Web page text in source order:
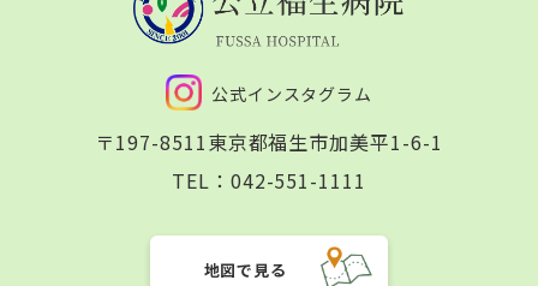
公式インスタグラム
〒197-8511東京都福生市加美平1-6-1
TEL： 042-551-1111
地図で見る